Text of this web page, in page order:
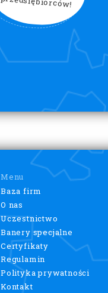
Menu
Baza firm
O nas
Uczestnictwo
Banery specjalne
Certyfikaty
Regulamin
Polityka prywatności
Kontakt